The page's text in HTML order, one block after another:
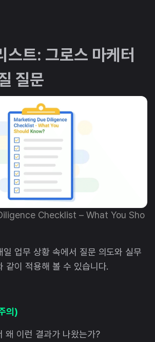
스트: 그로스 마케터
질문
Checklist – What You Sho
일 업무 상황 속에서 질문 의도와 실무
같이 적용해 볼 수 있습니다.
의)
왜 이런 결과가 나왔는가?